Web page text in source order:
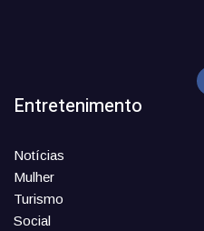
Entretenimento
Notícias
Mulher
Turismo
Social